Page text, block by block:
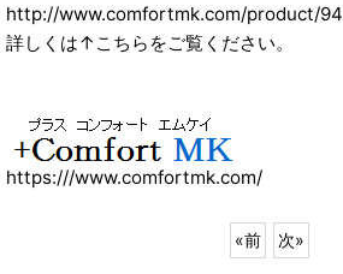
http://www.comfortmk.com/product/94
詳しくは↑こちらをご覧ください。
https:///www.comfortmk.com/
«前 次»